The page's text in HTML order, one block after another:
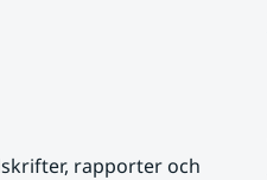
rapporter och